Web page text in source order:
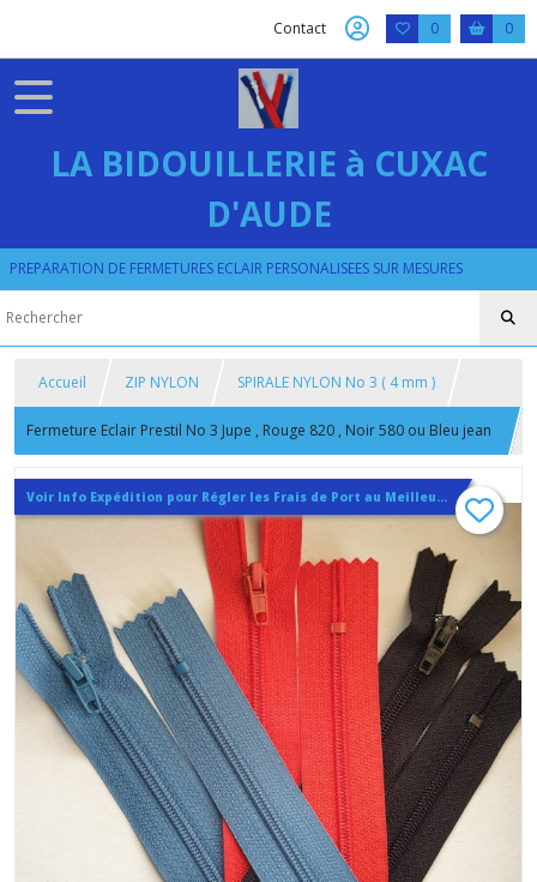
Contact 0 0
LA BIDOUILLERIE à CUXAC
D'AUDE
PREPARATION DE FERMETURES ECLAIR PERSONALISEES SUR MESURES
Accueil ZIP NYLON SPIRALE NYLON No 3 ( 4 mm )
Fermeture Eclair Prestil No 3 Jupe , Rouge 820 , Noir 580 ou Bleu jean
400 , Glissiere 4,2 x 2 sur mesure jusqu'à 20 cm
Voir Info Expédition pour Régler les Frais de Port au Meilleur Prix , En haut d'ecran à Droite